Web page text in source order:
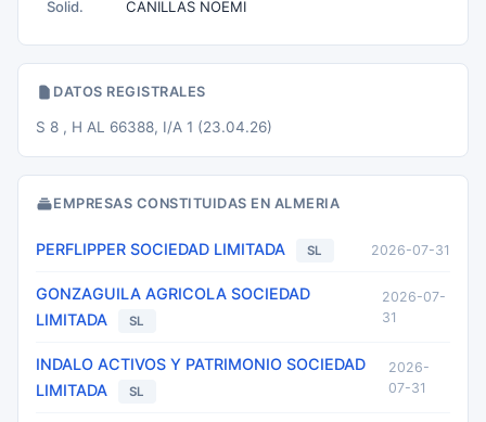
Solid.
CANILLAS NOEMI
DATOS REGISTRALES
S 8 , H AL 66388, I/A 1 (23.04.26)
EMPRESAS CONSTITUIDAS EN ALMERIA
PERFLIPPER SOCIEDAD LIMITADA SL 2026-07-31
GONZAGUILA AGRICOLA SOCIEDAD
LIMITADA
SL
2026-07-
31
INDALO ACTIVOS Y PATRIMONIO SOCIEDAD
LIMITADA
SL
2026-
07-31